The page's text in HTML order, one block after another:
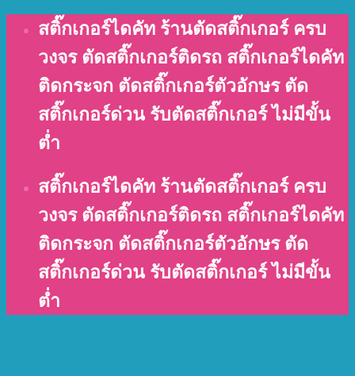
content
สติ๊กเกอร์ไดคัท ร้านตัดสติ๊กเกอร์ ครบ
วงจร ตัดสติ๊กเกอร์ติดรถ สติ๊กเกอร์ไดคัท
ติดกระจก ตัดสติ๊กเกอร์ตัวอักษร ตัด
สติ๊กเกอร์ด่วน รับตัดสติ๊กเกอร์ ไม่มีขั้น
ต่ำ
สติ๊กเกอร์ไดคัท ร้านตัดสติ๊กเกอร์ ครบ
วงจร ตัดสติ๊กเกอร์ติดรถ สติ๊กเกอร์ไดคัท
ติดกระจก ตัดสติ๊กเกอร์ตัวอักษร ตัด
สติ๊กเกอร์ด่วน รับตัดสติ๊กเกอร์ ไม่มีขั้น
ต่ำ